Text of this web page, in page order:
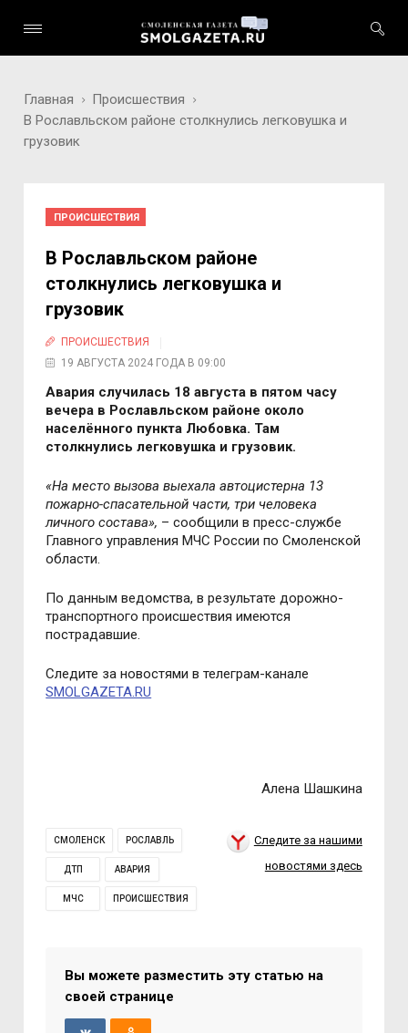
Главная
Происшествия
В Рославльском районе столкнулись легковушка и
грузовик
ПРОИСШЕСТВИЯ
В Рославльском районе
столкнулись легковушка и
грузовик
ПРОИСШЕСТВИЯ
19 АВГУСТА 2024 ГОДА В 09:00
Авария случилась 18 августа в пятом часу
вечера в Рославльском районе около
населённого пункта Любовка. Там
столкнулись легковушка и грузовик.
«На место вызова выехала автоцистерна 13
пожарно-спасательной части, три человека
личного состава», – сообщили в пресс-службе
Главного управления МЧС России по Смоленской
области.
По данным ведомства, врезультате дорожно-
транспортного происшествия имеются
пострадавшие.
Следите за новостями в телеграм-канале
SMOLGAZETA.RU
Алена Шашкина
СМОЛЕНСК РОСЛАВЛЬ
ДТП АВАРИЯ
МЧС ПРОИСШЕСТВИЯ
Следите за нашими
новостями здесь
Вы можете разместить эту статью на
своей странице